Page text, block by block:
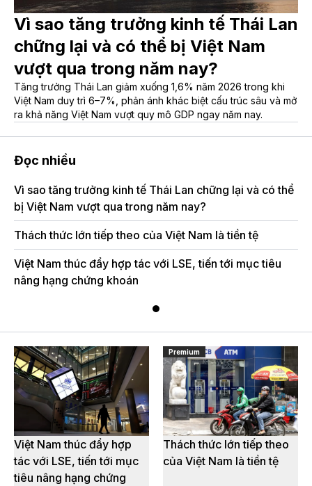
Vì sao tăng trưởng kinh tế Thái Lan
chững lại và có thể bị Việt Nam
vượt qua trong năm nay?
Tăng trưởng Thái Lan giảm xuống 1,6% năm 2026 trong khi
Việt Nam duy trì 6–7%, phản ánh khác biệt cấu trúc sâu và mở
ra khả năng Việt Nam vượt quy mô GDP ngay năm nay.
Đọc nhiều
Vì sao tăng trưởng kinh tế Thái Lan chững lại và có thể
bị Việt Nam vượt qua trong năm nay?
Thách thức lớn tiếp theo của Việt Nam là tiền tệ
Việt Nam thúc đẩy hợp tác với LSE, tiến tới mục tiêu
nâng hạng chứng khoán
Việt Nam thúc đẩy hợp
tác với LSE, tiến tới mục
tiêu nâng hạng chứng
Premium
Thách thức lớn tiếp theo
của Việt Nam là tiền tệ